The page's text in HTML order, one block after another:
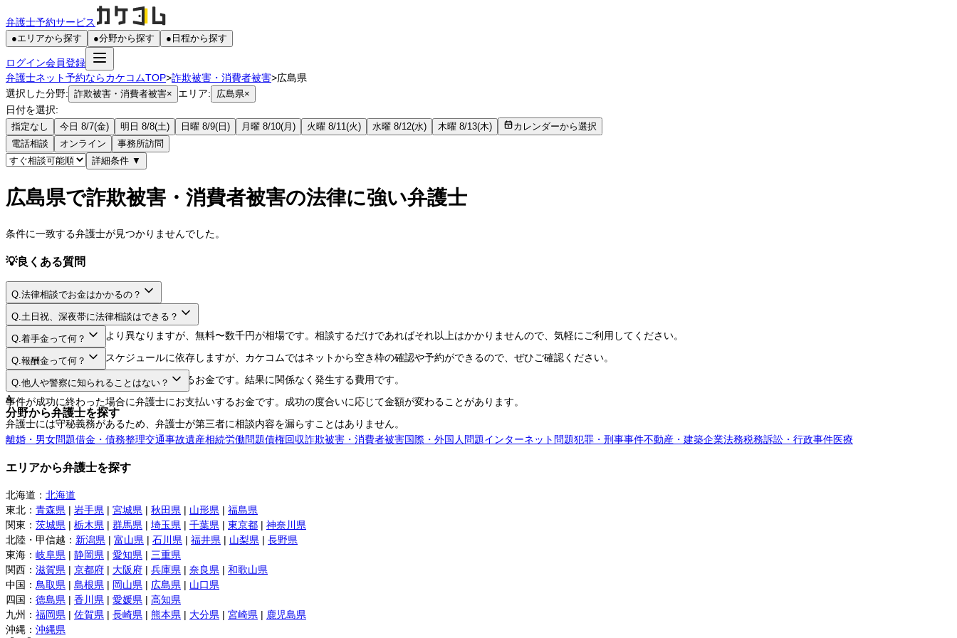
弁護士予約サービス
●エリアから探す ●分野から探す ● 日程から探す
ログイン会員登録
弁護士ネット予約ならカケコムTOP>詐欺被害・消費者被害>広島県
選択した分野: 詐欺被害・消費者被害× エリア: 広島県×
日付を選択:
指定なし 今日 8/7(金) 明日 8/8(土) 日曜 8/9(日) 月曜 8/10(月) 火曜 8/11(火) 水曜 8/12(水) 木曜 8/13(木)
カレンダーから選択
電話相談
オンライン
事務所訪問
詳細条件 ▼
広島県で詐欺被害・消費者被害の法律に強い弁護士
条件に一致する弁護士が見つかりませんでした。
💡良くある質問
Q.法律相談でお金はかかるの？
A.
法律相談料は弁護士により異なりますが、無料〜数千円が相場です。相談するだけであればそれ以上はかかりませんので、気軽にご利用してください。
Q.土日祝、深夜帯に法律相談はできる？
A.
日程や時間は弁護士のスケジュールに依存しますが、カケコムではネットから空き枠の確認や予約ができるので、ぜひご確認ください。
Q.着手金って何？
A.
弁護士に事件を依頼する際にお支払いするお金です。結果に関係なく発生する費用です。
Q.報酬金って何？
A.
事件が成功に終わった場合に弁護士にお支払いするお金です。成功の度合いに応じて金額が変わることがあります。
Q.他人や警察に知られることはない？
A.
弁護士には守秘義務があるため、弁護士が第三者に相談内容を漏らすことはありません。
分野から弁護士を探す
離婚・男女問題借金・債務整理交通事故遺産相続労働問題債権回収詐欺被害・消費者被害国際・外国人問題インターネット問題犯罪・刑事事件不動産・建築企業法務税務訴訟・行政事件医療
エリアから弁護士を探す
北海道 ： 北海道
東北 ： 青森県 | 岩手県 | 宮城県 | 秋田県 | 山形県 | 福島県
関東 ： 茨城県 | 栃木県 | 群馬県 | 埼玉県 | 千葉県 | 東京都 | 神奈川県
北陸・甲信越 ： 新潟県 | 富山県 | 石川県 | 福井県 | 山梨県 | 長野県
東海 ： 岐阜県 | 静岡県 | 愛知県 | 三重県
関西 ： 滋賀県 | 京都府 | 大阪府 | 兵庫県 | 奈良県 | 和歌山県
中国 ： 鳥取県 | 島根県 | 岡山県 | 広島県 | 山口県
四国 ： 徳島県 | 香川県 | 愛媛県 | 高知県
九州 ： 福岡県 | 佐賀県 | 長崎県 | 熊本県 | 大分県 | 宮崎県 | 鹿児島県
沖縄 ： 沖縄県